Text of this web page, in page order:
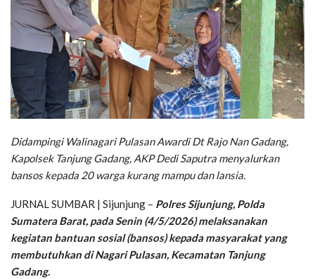
Didampingi Walinagari Pulasan Awardi Dt Rajo Nan Gadang,
Kapolsek Tanjung Gadang, AKP Dedi Saputra menyalurkan
bansos kepada 20 warga kurang mampu dan lansia.
JURNAL SUMBAR | Sijunjung – Polres Sijunjung, Polda
Sumatera Barat, pada Senin (4/5/2026) melaksanakan
kegiatan bantuan sosial (bansos) kepada masyarakat yang
membutuhkan di Nagari Pulasan, Kecamatan Tanjung
Gadang.